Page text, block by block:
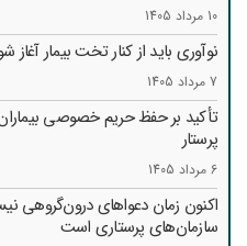
10 مرداد 1405
نوآوری باید از کنار تخت بیمار آغاز
7 مرداد 1405
تأکید بر حفظ حریم خصوصی
پرستار
6 مرداد 1405
اکنون زمان دعواهای درون‌گروهی
سازمان‌های پرستاری است